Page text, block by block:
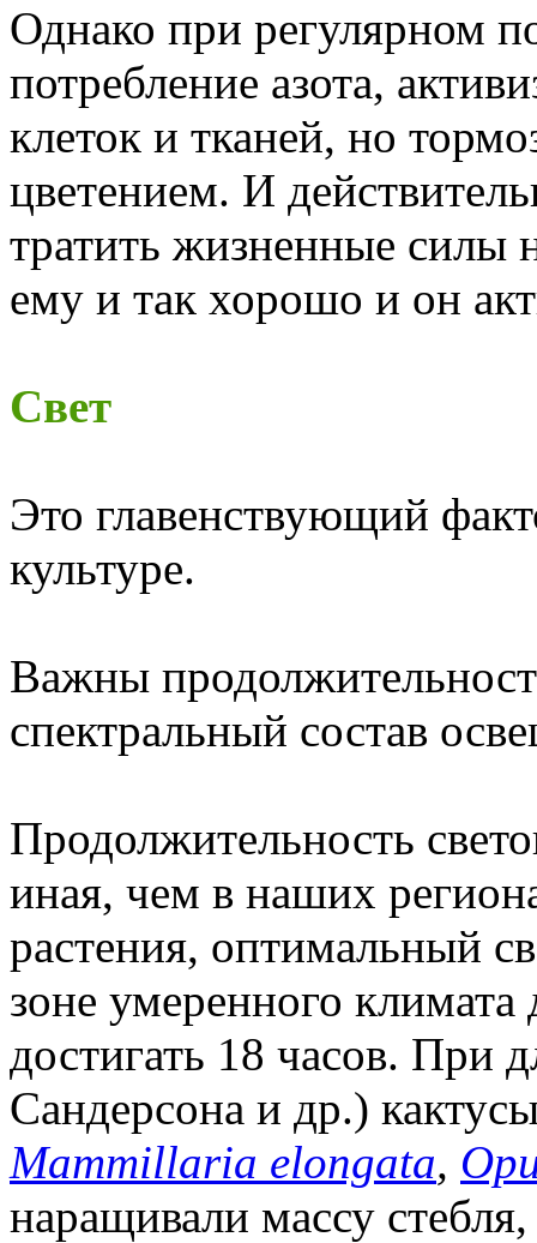
Однако при регулярном
потребление азота,
клеток и тканей, но
цветением. И
тратить жизненные силы
ему и так хорошо и он
Свет
Это главенствующий
культуре.
Важны
спектральный состав
Продолжительность
иная, чем в наших
растения, оптимальный
зоне умеренного
достигать 18 часов. При
Сандерсона и др.)
Mammillaria elongata,
наращивали массу